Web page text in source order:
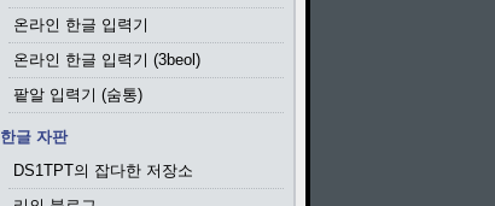
온라인 한글 입력기
온라인 한글 입력기 (3beol)
팥알 입력기 (숨통)
한글 자판
DS1TPT의 잡다한 저장소